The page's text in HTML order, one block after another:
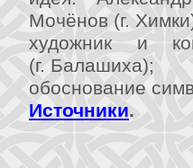
Мочёнов (г.
художник и
(г. Балашиха);
обоснование
Источники.